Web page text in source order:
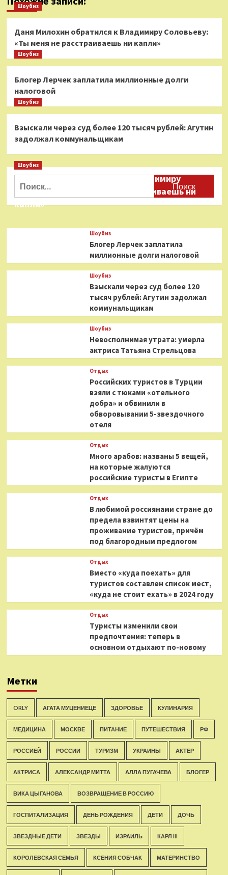
Шоубиз
Даня Милохин обратился к Владимиру Соловьеву:
«Ты меня не расстраиваешь ни капли»
Шоубиз
Блогер Лерчек заплатила миллионные долги
налоговой
Шоубиз
Взыскали через суд более 120 тысяч рублей: Агутин
задолжал коммунальщикам
Шоубиз
Даня Милохин обратился к Владимиру
Соловьеву: «Ты меня не расстраиваешь ни
капли»
Шоубиз
Блогер Лерчек заплатила
миллионные долги налоговой
Шоубиз
Взыскали через суд более 120
тысяч рублей: Агутин задолжал
коммунальщикам
Шоубиз
Невосполнимая утрата: умерла
актриса Татьяна Стрельцова
Отдых
Российских туристов в Турции
взяли с тюками «отельного
добра» и обвинили в
обворовывании 5-звездочного
отеля
Отдых
Много арабов: названы 5 вещей,
на которые жалуются
российские туристы в Египте
Отдых
В любимой россиянами стране до
предела взвинтят цены на
проживание туристов, причём
под благородным предлогом
Отдых
Вместо «куда поехать» для
туристов составлен список мест,
«куда не стоит ехать» в 2024 году
Отдых
Туристы изменили свои
предпочтения: теперь в
основном отдыхают по-новому
Метки
ORLY АГАТА МУЦЕНИЕЦЕ ЗДОРОВЬЕ КУЛИНАРИЯ
МЕДИЦИНА МОСКВЕ ПИТАНИЕ ПУТЕШЕСТВИЯ РФ
РОССИЕЙ РОССИИ ТУРИЗМ УКРАИНЫ АКТЕР
АКТРИСА АЛЕКСАНДР МИТТА АЛЛА ПУГАЧЕВА БЛОГЕР
ВИКА ЦЫГАНОВА ВОЗВРАЩЕНИЕ В РОССИЮ
ГОСПИТАЛИЗАЦИЯ ДЕНЬ РОЖДЕНИЯ ДЕТИ ДОЧЬ
ЗВЕЗДНЫЕ ДЕТИ ЗВЕЗДЫ ИЗРАИЛЬ КАРЛ III
КОРОЛЕВСКАЯ СЕМЬЯ КСЕНИЯ СОБЧАК МАТЕРИНСТВО